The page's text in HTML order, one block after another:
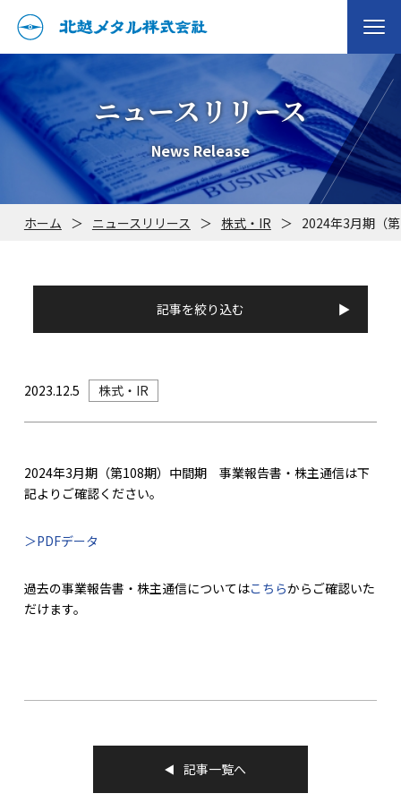
ニュースリリース
News Release
ホーム ＞ ニュースリリース ＞ 株式・IR ＞ 2024年3月期（
記事を絞り込む
2023.12.5 株式・IR
2024年3月期（第108期）中間期 事業報告書・株主通信は下
記よりご確認ください。
＞PDFデータ
過去の事業報告書・株主通信についてはこちらからご確認いた
だけます。
記事一覧へ